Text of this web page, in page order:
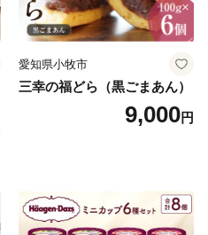
愛知県小牧市
三幸の福どら（黒ごまあん）
9,000円